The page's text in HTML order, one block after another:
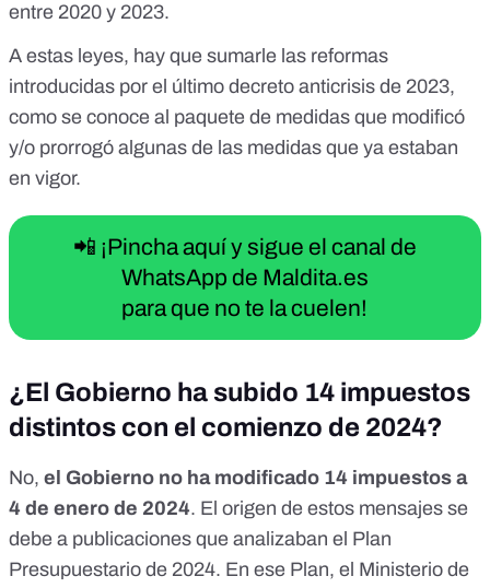
entre 2020 y 2023.
A estas leyes, hay que sumarle las reformas
introducidas por el último decreto anticrisis de 2023,
como se conoce al paquete de medidas que modificó
y/o prorrogó algunas de las medidas que ya estaban
en vigor.
📲 ¡Pincha aquí y sigue el canal de
WhatsApp de Maldita.es
para que no te la cuelen!
¿El Gobierno ha subido 14 impuestos
distintos con el comienzo de 2024?
No, el Gobierno no ha modificado 14 impuestos a
4 de enero de 2024. El origen de estos mensajes se
debe a publicaciones que analizaban el Plan
Presupuestario de 2024. En ese Plan, el Ministerio de